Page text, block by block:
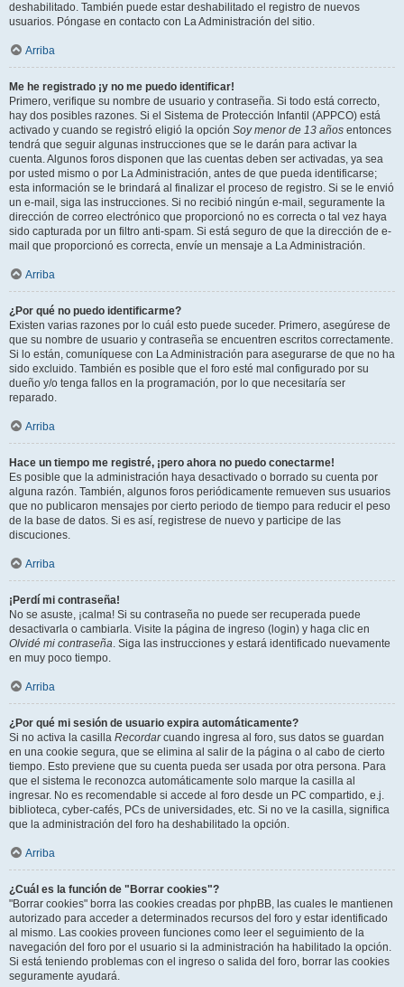
deshabilitado. También puede estar deshabilitado el registro de nuevos
usuarios. Póngase en contacto con La Administración del sitio.
Arriba
Me he registrado ¡y no me puedo identificar!
Primero, verifique su nombre de usuario y contraseña. Si todo está correcto,
hay dos posibles razones. Si el Sistema de Protección Infantil (APPCO) está
activado y cuando se registró eligió la opción Soy menor de 13 años entonces
tendrá que seguir algunas instrucciones que se le darán para activar la
cuenta. Algunos foros disponen que las cuentas deben ser activadas, ya sea
por usted mismo o por La Administración, antes de que pueda identificarse;
esta información se le brindará al finalizar el proceso de registro. Si se le envió
un e-mail, siga las instrucciones. Si no recibió ningún e-mail, seguramente la
dirección de correo electrónico que proporcionó no es correcta o tal vez haya
sido capturada por un filtro anti-spam. Si está seguro de que la dirección de e-
mail que proporcionó es correcta, envíe un mensaje a La Administración.
Arriba
¿Por qué no puedo identificarme?
Existen varias razones por lo cuál esto puede suceder. Primero, asegúrese de
que su nombre de usuario y contraseña se encuentren escritos correctamente.
Si lo están, comuníquese con La Administración para asegurarse de que no ha
sido excluido. También es posible que el foro esté mal configurado por su
dueño y/o tenga fallos en la programación, por lo que necesitaría ser
reparado.
Arriba
Hace un tiempo me registré, ¡pero ahora no puedo conectarme!
Es posible que la administración haya desactivado o borrado su cuenta por
alguna razón. También, algunos foros periódicamente remueven sus usuarios
que no publicaron mensajes por cierto periodo de tiempo para reducir el peso
de la base de datos. Si es así, registrese de nuevo y participe de las
discuciones.
Arriba
¡Perdí mi contraseña!
No se asuste, ¡calma! Si su contraseña no puede ser recuperada puede
desactivarla o cambiarla. Visite la página de ingreso (login) y haga clic en
Olvidé mi contraseña. Siga las instrucciones y estará identificado nuevamente
en muy poco tiempo.
Arriba
¿Por qué mi sesión de usuario expira automáticamente?
Si no activa la casilla Recordarcuando ingresa al foro, sus datos se guardan
en una cookie segura, que se elimina al salir de la página o al cabo de cierto
tiempo. Esto previene que su cuenta pueda ser usada por otra persona. Para
que el sistema le reconozca automáticamente solo marque la casilla al
ingresar. No es recomendable si accede al foro desde un PC compartido, e.j.
biblioteca, cyber-cafés, PCs de universidades, etc. Si no ve la casilla, significa
que la administración del foro ha deshabilitado la opción.
Arriba
¿Cuál es la función de "Borrar cookies"?
"Borrar cookies" borra las cookies creadas por phpBB, las cuales le mantienen
autorizado para acceder a determinados recursos del foro y estar identificado
al mismo. Las cookies proveen funciones como leer el seguimiento de la
navegación del foro por el usuario si la administración ha habilitado la opción.
Si está teniendo problemas con el ingreso o salida del foro, borrar las cookies
seguramente ayudará.